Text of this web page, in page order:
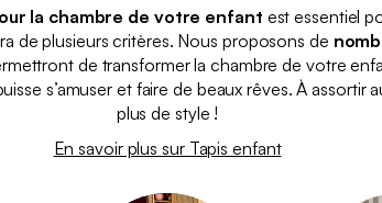
la chambre de votre enfant est essentiel
de plusieurs critères. Nous proposons de
de transformer la chambre de votre
s’amuser et faire de beaux rêves. À assortir
plus de style !
En savoir plus sur Tapis enfant